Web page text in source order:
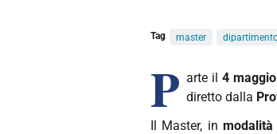
Tag master
P arte il 4
diretto dalla
Il Master, in